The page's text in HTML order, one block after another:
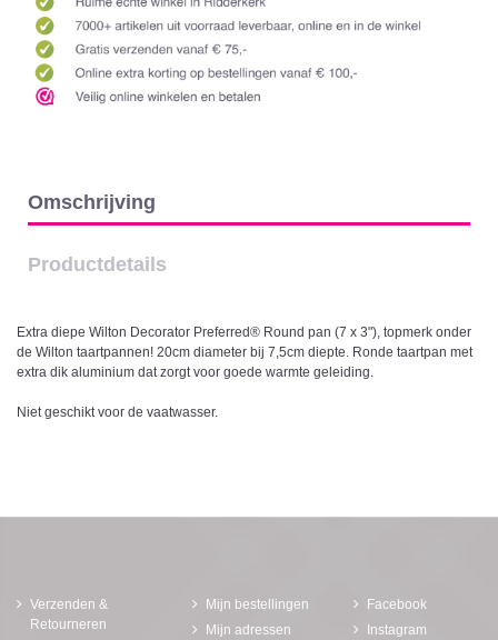
Omschrijving
Productdetails
Extra diepe Wilton Decorator Preferred® Round pan (7 x 3"), topmerk onder
de Wilton taartpannen! 20cm diameter bij 7,5cm diepte. Ronde taartpan met
extra dik aluminium dat zorgt voor goede warmte geleiding.
Niet geschikt voor de vaatwasser.
Verzenden &
Retourneren
Mijn bestellingen
Mijn adressen
Facebook
Instagram